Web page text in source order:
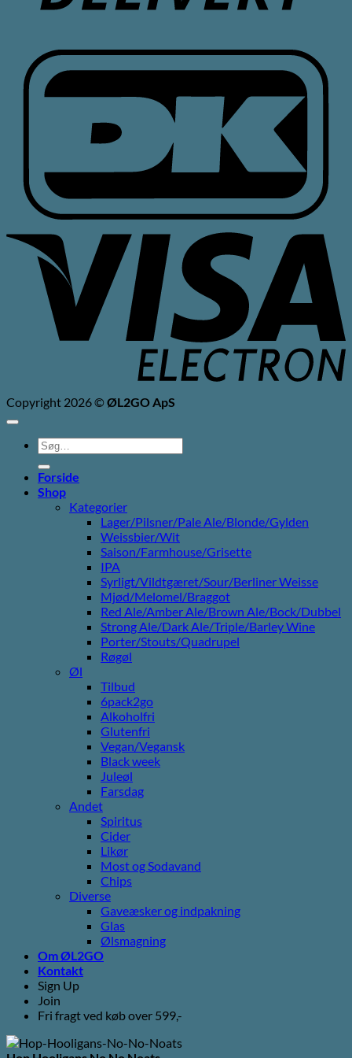
Copyright 2026 ©ØL2GO ApS
Søg
efter:
Forside
Shop
Kategorier
Lager/Pilsner/Pale Ale/Blonde/Gylden
Weissbier/Wit
Saison/Farmhouse/Grisette
IPA
Syrligt/Vildtgæret/Sour/Berliner Weisse
Mjød/Melomel/Braggot
Red Ale/Amber Ale/Brown Ale/Bock/Dubbel
Strong Ale/Dark Ale/Triple/Barley Wine
Porter/Stouts/Quadrupel
Røgøl
Øl
Tilbud
6pack2go
Alkoholfri
Glutenfri
Vegan/Vegansk
Black week
Juleøl
Farsdag
Andet
Spiritus
Cider
Likør
Most og Sodavand
Chips
Diverse
Gaveæsker og indpakning
Glas
Ølsmagning
Om ØL2GO
Kontakt
Sign Up
Join
Fri fragt ved køb over 599,-